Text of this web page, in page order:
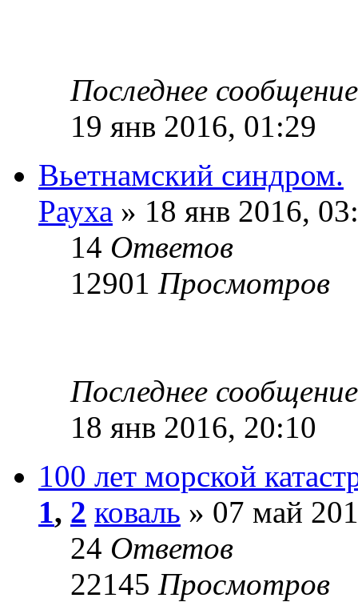
Последнее
19 янв 2016, 01:29
Вьетнамский синдром.
Рауха » 18 янв 2016,
14 Ответов
12901 Просмотров
Последнее
18 янв 2016, 20:10
100 лет морской
1, 2 коваль » 07 май
24 Ответов
22145 Просмотров